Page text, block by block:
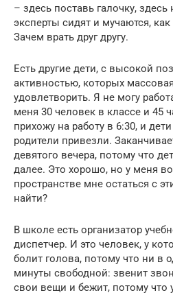
– здесь поставь галочку,
эксперты сидят и мучаются,
Зачем врать друг другу.
Есть другие дети, с высокой
активностью, которых
удовлетворить. Я не могу
меня 30 человек в классе и 45
прихожу на работу в 6:30, и
родители привезли.
девятого вечера, потому что
далее. Это хорошо, но у меня
пространстве мне остаться с
найти?
В школе есть организатор
диспетчер. И это человек, у
болит голова, потому что ни в
минуты свободной: звенит
свои вещи и бежит, потому